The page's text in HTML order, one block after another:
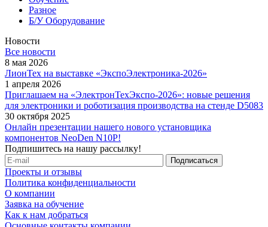
Разное
Б/У Оборудование
Новости
Все новости
8 мая 2026
ЛионТех на выставке «ЭкспоЭлектроника-2026»
1 апреля 2026
Приглашаем на «ЭлектронТехЭкспо-2026»: новые решения
для электроники и роботизация производства на стенде D5083
30 октября 2025
Онлайн презентации нашего нового установщика
компонентов NeoDen N10P!
Подпишитесь на нашу рассылку!
Проекты и отзывы
Политика конфиденциальности
О компании
Заявка на обучение
Как к нам добраться